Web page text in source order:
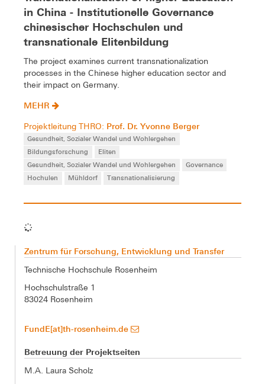
in China - Institutionelle Governance
chinesischer Hochschulen und
transnationale Elitenbildung
The project examines current transnationalization
processes in the Chinese higher education sector and
their impact on Germany.
MEHR
Projektleitung THRO: Prof. Dr. Yvonne Berger
Gesundheit, Sozialer Wandel und Wohlergehen
Bildungsforschung
Eliten
Gesundheit, Sozialer Wandel und Wohlergehen
Governance
Hochulen
Mühldorf Transnationalisierung
Zentrum für Forschung, Entwicklung und Transfer
Technische Hochschule Rosenheim
Hochschulstraße 1
83024 Rosenheim
FundE[at]th-rosenheim.de
Betreuung der Projektseiten
M.A. Laura Scholz